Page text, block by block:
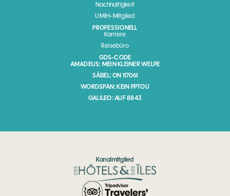
Nachhaltigkeit
UMIH-Mitglied
PROFESSIONELL
Karriere
Reisebüro
GDS-CODE
AMADEUS: MEIN KLEINER WELPE
SÄBEL: ON 117061
WORDSPAN: KEIN PPTOU
GALILEO: AUF 8843
Kanalmitglied